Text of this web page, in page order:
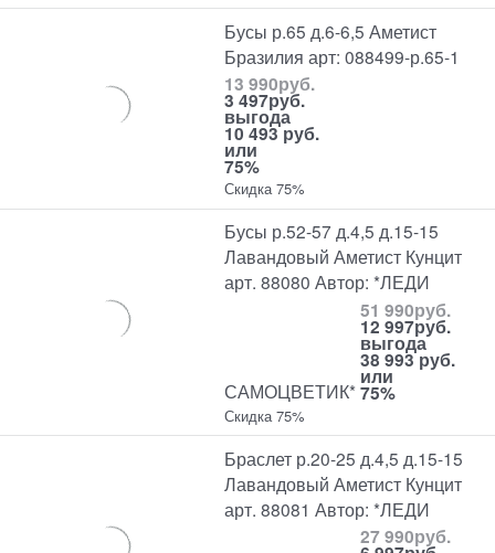
Бусы р.65 д.6-6,5 Аметист
Бразилия арт: 088499-р.65-1
13 990руб.
3 497руб.
выгода
10 493 руб.
или
75%
Скидка 75%
Бусы р.52-57 д.4,5 д.15-15
Лавандовый Аметист Кунцит
арт. 88080 Автор: *ЛЕДИ
САМОЦВЕТИК*
51 990руб.
12 997руб.
выгода
38 993 руб.
или
75%
Скидка 75%
Браслет р.20-25 д.4,5 д.15-15
Лавандовый Аметист Кунцит
арт. 88081 Автор: *ЛЕДИ
27 990руб.